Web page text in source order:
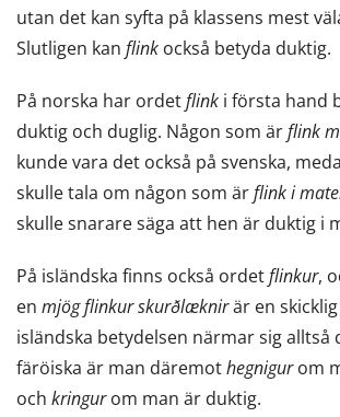
utan det kan syfta på klassens mest
Slutligen kan flink också betyda duktig.
På norska har ordetflink i första hand
duktig och duglig. Någon som ärflink
kunde vara det också på svenska,
skulle tala om någon som ärflink i
skulle snarare säga att hen är duktig i
På isländska finns också ordetflinkur,
en mjög flinkur skurðlæknirär en
isländska betydelsen närmar sig alltså
färöiska är man däremothegnigurom
och kringurom man är duktig.